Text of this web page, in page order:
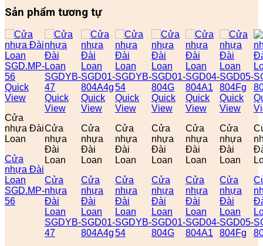
Sản phẩm tương tự
Quick
View
Cửa
nhựa Đài
Loan
Cửa
nhựa Đài
Loan
SGD.MP-
56
Quick
View
Cửa
nhựa
Đài
Loan
Cửa
nhựa
Đài
Loan
SGDYB-
47
Quick
View
Cửa
nhựa
Đài
Loan
Cửa
nhựa
Đài
Loan
SGD01-
804A4g
Quick
View
Cửa
nhựa
Đài
Loan
Cửa
nhựa
Đài
Loan
SGDYB-
54
Quick
View
Cửa
nhựa
Đài
Loan
Cửa
nhựa
Đài
Loan
SGD01-
804G
Quick
View
Cửa
nhựa
Đài
Loan
Cửa
nhựa
Đài
Loan
SGD04-
804A1
Quick
View
Cửa
nhựa
Đài
Loan
Cửa
nhựa
Đài
Loan
SGD05-
804Fg